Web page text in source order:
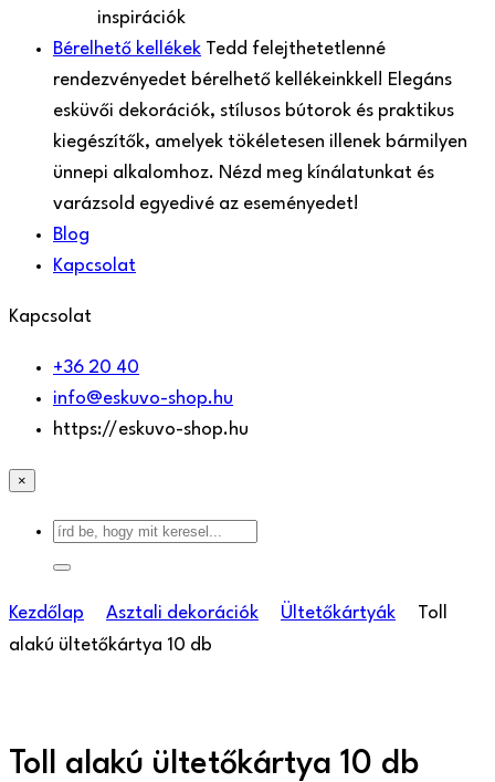
inspirációk
Bérelhető kellékek Tedd felejthetetlenné
rendezvényedet bérelhető kellékeinkkel! Elegáns
esküvői dekorációk, stílusos bútorok és praktikus
kiegészítők, amelyek tökéletesen illenek bármilyen
ünnepi alkalomhoz. Nézd meg kínálatunkat és
varázsold egyedivé az eseményedet!
Blog
Kapcsolat
Kapcsolat
+36 20 40
info@eskuvo-shop.hu
https://eskuvo-shop.hu
×
Kezdőlap Asztali dekorációk Ültetőkártyák
Toll
alakú ültetőkártya 10 db
Toll alakú ültetőkártya 10 db